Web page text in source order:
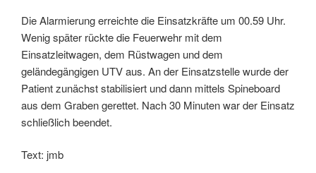
Die Alarmierung erreichte die Einsatzkräfte um 00.59 Uhr.
Wenig später rückte die Feuerwehr mit dem
Einsatzleitwagen, dem Rüstwagen und dem
geländegängigen UTV aus. An der Einsatzstelle wurde der
Patient zunächst stabilisiert und dann mittels Spineboard
aus dem Graben gerettet. Nach 30 Minuten war der Einsatz
schließlich beendet.
Text: jmb